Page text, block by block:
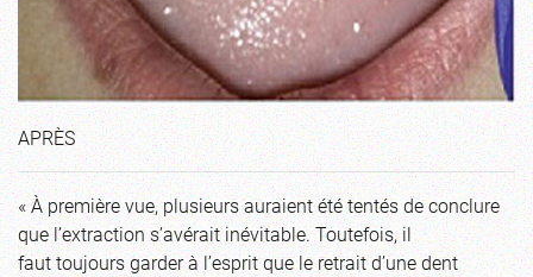
APRÈS
« À première vue, plusieurs auraient été tentés de conclure
que l’extraction s’avérait inévitable. Toutefois, il
faut toujours garder à l’esprit que le retrait d’une dent